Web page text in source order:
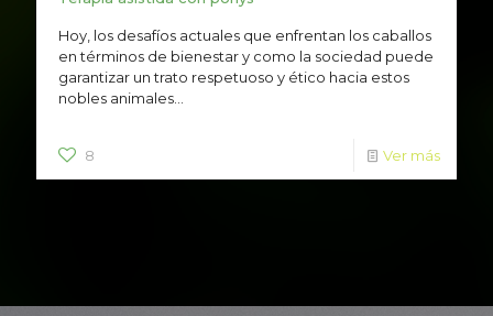
Hoy, los desafíos actuales que enfrentan los caballos
en términos de bienestar y como la sociedad puede
garantizar un trato respetuoso y ético hacia estos
nobles animales...
8 Ver más